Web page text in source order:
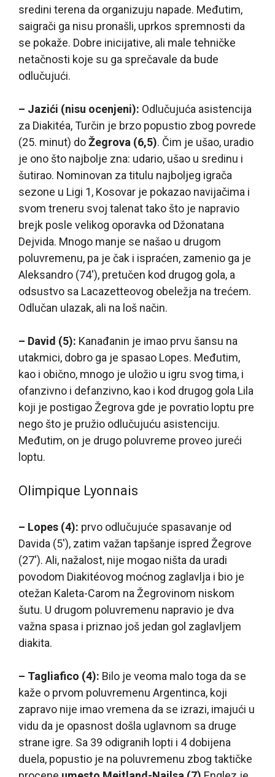
sredini terena da organizuju napade. Međutim,
saigrači ga nisu pronašli, uprkos spremnosti da
se pokaže. Dobre inicijative, ali male tehničke
netačnosti koje su ga sprečavale da bude
odlučujući.
– Jazići (nisu ocenjeni): Odlučujuća asistencija
za Diakitéa, Turčin je brzo popustio zbog povrede
(25. minut) doŽegrova (6,5). Čim je ušao, uradio
je ono što najbolje zna: udario, ušao u sredinu i
šutirao. Nominovan za titulu najboljeg igrača
sezone u Ligi 1, Kosovar je pokazao navijačima i
svom treneru svoj talenat tako što je napravio
brejk posle velikog oporavka od Džonatana
Dejvida. Mnogo manje se našao u drugom
poluvremenu, pa je čak i ispraćen, zamenio ga je
Aleksandro (74′), pretučen kod drugog gola, a
odsustvo sa Lacazetteovog obeležja na trećem.
Odlučan ulazak, ali na loš način.
– David (5): Kanađanin je imao prvu šansu na
utakmici, dobro ga je spasao Lopes. Međutim,
kao i obično, mnogo je uložio u igru svog tima, i
ofanzivno i defanzivno, kao i kod drugog gola Lila
koji je postigao Žegrova gde je povratio loptu pre
nego što je pružio odlučujuću asistenciju.
Međutim, on je drugo poluvreme proveo jureći
loptu.
Olimpique Lyonnais
– Lopes (4): prvo odlučujuće spasavanje od
Davida (5′), zatim važan tapšanje ispred Žegrove
(27′). Ali, nažalost, nije mogao ništa da uradi
povodom Diakitéovog moćnog zaglavlja i bio je
otežan Kaleta-Carom na Žegrovinom niskom
šutu. U drugom poluvremenu napravio je dva
važna spasa i priznao još jedan gol zaglavljem
diakita.
– Tagliafico (4): Bilo je veoma malo toga da se
kaže o prvom poluvremenu Argentinca, koji
zapravo nije imao vremena da se izrazi, imajući u
vidu da je opasnost došla uglavnom sa druge
strane igre. Sa 39 odigranih lopti i 4 dobijena
duela, popustio je na poluvremenu zbog taktičke